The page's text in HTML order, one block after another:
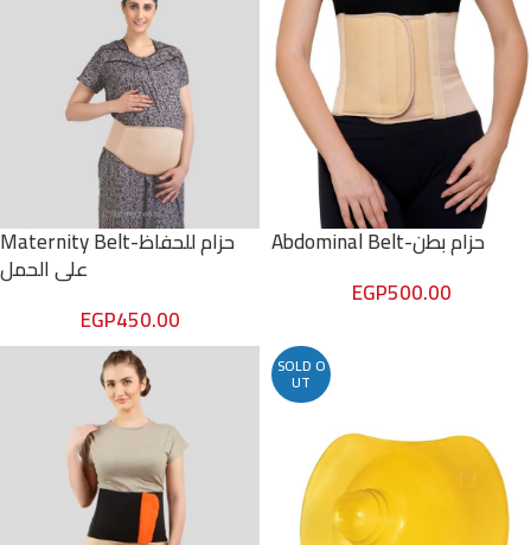
Maternity Belt-حزام للحفاظ
على الحمل
EGP450.00
Abdominal Belt-حزام بطن
EGP500.00
SOLD O
UT